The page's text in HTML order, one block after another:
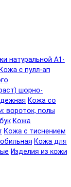
натуральной А1-
Кожа с пулл-ап
шорно-
Кожа со
вороток, полы
Кожа
Кожа с тиснением
Кожа для
Изделия из кожи